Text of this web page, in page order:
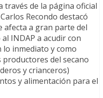
través de la página oficial
Recondo destacó
afecta a gran parte del
INDAP a acudir con
inmediato y como
del secano
y crianceros)
y alimentación para el